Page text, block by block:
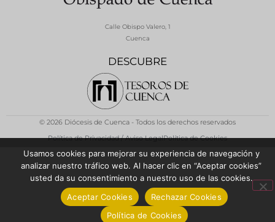
DESCUBRE
Calle Obispo Valero, 1
Cuenca
© 2026 Diócesis de Cuenca - Todos los derechos reservados
Política de Privacidad / Aviso LegalPolítica de Cookies
Usamos cookies para mejorar su experiencia de navegación y
analizar nuestro tráfico web. Al hacer clic en “Aceptar cookies”
usted da su consentimiento a nuestro uso de las cookies.
Aceptar Cookies
Rechazar Cookies
Política de Cookies